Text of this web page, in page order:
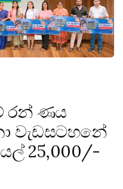
රන් ණය
වැඩසටහනේ
25,000/-